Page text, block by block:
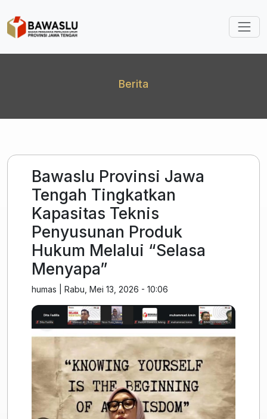
Berita
Bawaslu Provinsi Jawa
Tengah Tingkatkan
Kapasitas Teknis
Penyusunan Produk
Hukum Melalui “Selasa
Menyapa”
humas Rabu, Mei 13, 2026 - 10:06